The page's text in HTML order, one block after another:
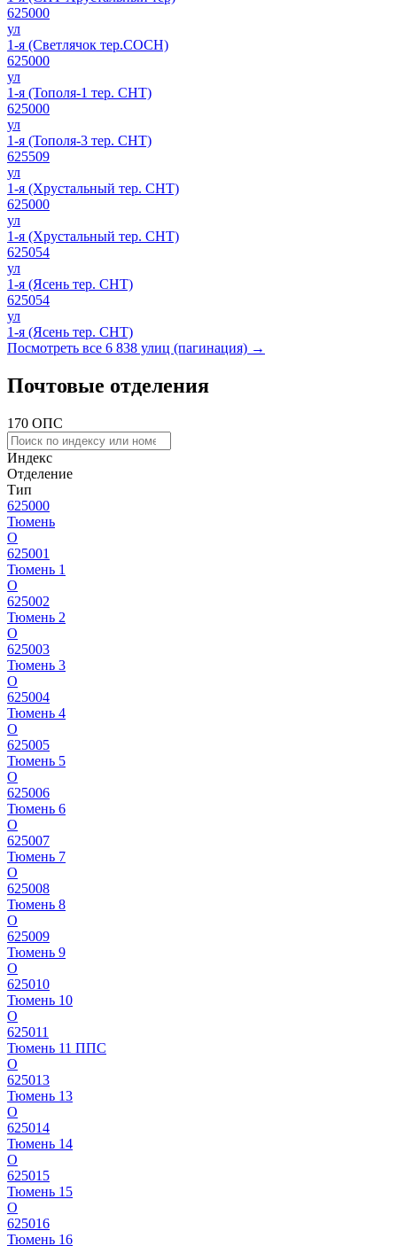
625000
ул
1-я (Светлячок тер.СОСН)
625000
ул
1-я (Тополя-1 тер. СНТ)
625000
ул
1-я (Тополя-3 тер. СНТ)
625509
ул
1-я (Хрустальный тер. СНТ)
625000
ул
1-я (Хрустальный тер. СНТ)
625054
ул
1-я (Ясень тер. СНТ)
625054
ул
1-я (Ясень тер. СНТ)
Посмотреть все 6 838 улиц (пагинация) →
Почтовые отделения
170 ОПС
Индекс
Отделение
Тип
625000
Тюмень
О
625001
Тюмень 1
О
625002
Тюмень 2
О
625003
Тюмень 3
О
625004
Тюмень 4
О
625005
Тюмень 5
О
625006
Тюмень 6
О
625007
Тюмень 7
О
625008
Тюмень 8
О
625009
Тюмень 9
О
625010
Тюмень 10
О
625011
Тюмень 11 ППС
О
625013
Тюмень 13
О
625014
Тюмень 14
О
625015
Тюмень 15
О
625016
Тюмень 16